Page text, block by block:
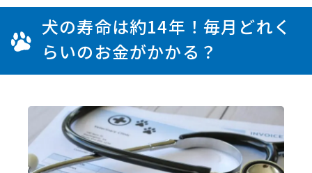
犬の寿命は約14年！毎月どれく
らいのお金がかかる？